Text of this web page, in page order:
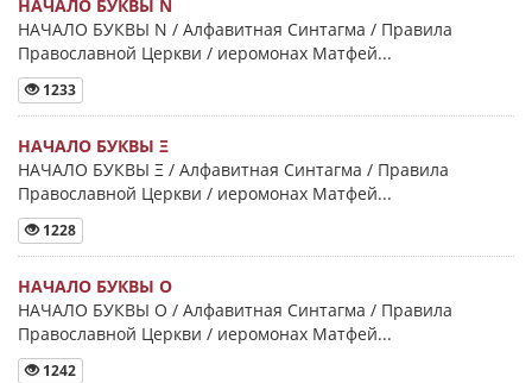
НАЧАЛО БУКВЫ Ν
НАЧАЛО БУКВЫ Ν / Алфавитная Синтагма / Правила
Православной Церкви / иеромонах Матфей...
1233
НАЧАЛО БУКВЫ Ξ
НАЧАЛО БУКВЫ Ξ / Алфавитная Синтагма / Правила
Православной Церкви / иеромонах Матфей...
1228
НАЧАЛО БУКВЫ Ο
НАЧАЛО БУКВЫ Ο / Алфавитная Синтагма / Правила
Православной Церкви / иеромонах Матфей...
1242